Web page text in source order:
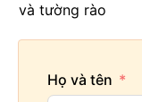
và tường rào
Họ và tên